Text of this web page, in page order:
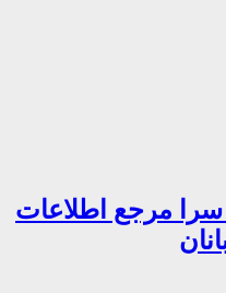
مرجع اطلاعات